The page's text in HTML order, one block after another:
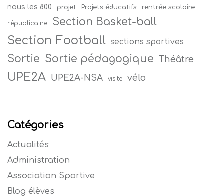
nous les 800 projet Projets éducatifs rentrée scolaire
républicaine Section Basket-ball
Section Football sections sportives
Sortie Sortie pédagogique Théâtre
UPE2A UPE2A-NSA visite vélo
Catégories
Actualités
Administration
Association Sportive
Blog élèves